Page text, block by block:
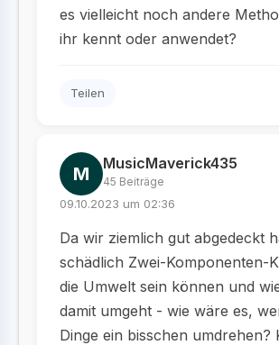
es vielleicht noch andere
ihr kennt oder anwendet?
Teilen
M MusicMaverick435
45 Beiträge
09.10.2023 um 02:36
Da wir ziemlich gut abgedeckt
schädlich Zwei-Komponenten-
die Umwelt sein können und
damit umgeht - wie wäre es,
Dinge ein bisschen umdrehen?